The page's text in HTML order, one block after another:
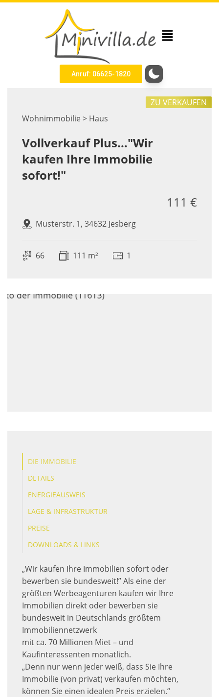
Anruf: 06625-1820
Wohnimmobilie > Haus
ZU VERKAUFEN
Vollverkauf Plus..."Wir
kaufen Ihre Immobilie
sofort!"
Musterstr. 1, 34632 Jesberg
111 €
66 111 m² 1
DIE IMMOBILIE
DETAILS
ENERGIEAUSWEIS
LAGE & INFRASTRUKTUR
PREISE
DOWNLOADS & LINKS
„Wir kaufen Ihre Immobilien sofort oder
bewerben sie bundesweit!” Als eine der
größten Werbeagenturen kaufen wir Ihre
Immobilien direkt oder bewerben sie
bundesweit in Deutschlands größtem
Immobiliennetzwerk
mit ca. 70 Millionen Miet – und
Kaufinteressenten monatlich.
„Denn nur wenn jeder weiß, dass Sie Ihre
Immobilie (von privat) verkaufen möchten,
können Sie einen idealen Preis erzielen.“